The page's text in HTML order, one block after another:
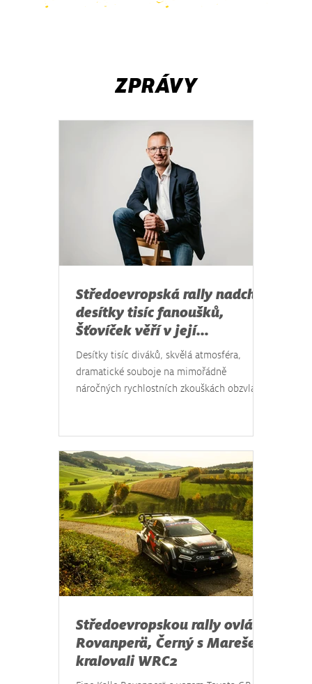
ZPRÁVY
Středoevropská rally nadchla
desítky tisíc fanoušků,
Šťovíček věří v její
pokračování
Desítky tisíc diváků, skvělá atmosféra,
dramatické souboje na mimořádně
náročných rychlostních zkouškách obzvlášť
rally, unikátního podniku mistrovství světa v
automobilových soutěžích napříč třemi
zeměmi, je minulostí. Z vítězství se v Pasově
radoval Fin Kalle Rovanperä, zatímco
legenda rally Sébastien Ogier v sobotu
havaroval na rychlostní zkoušce Keply
odvezl si jen bonusové body. Prezi
Středoevropskou rally ovládl
Rovanperä, Černý s Marešem
kralovali WRC2